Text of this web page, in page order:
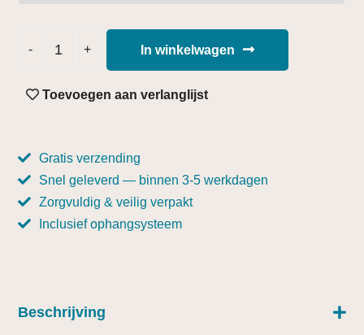
In winkelwagen
Toevoegen aan verlanglijst
Gratis verzending
Snel geleverd — binnen 3-5 werkdagen
Zorgvuldig & veilig verpakt
Inclusief ophangsysteem
Beschrijving